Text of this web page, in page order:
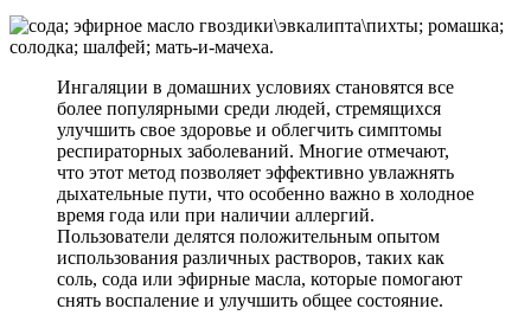
Ингаляции в домашних условиях становятся все
более популярными среди людей, стремящихся
улучшить свое здоровье и облегчить симптомы
респираторных заболеваний. Многие отмечают,
что этот метод позволяет эффективно увлажнять
дыхательные пути, что особенно важно в холодное
время года или при наличии аллергий.
Пользователи делятся положительным опытом
использования различных растворов, таких как
соль, сода или эфирные масла, которые помогают
снять воспаление и улучшить общее состояние.